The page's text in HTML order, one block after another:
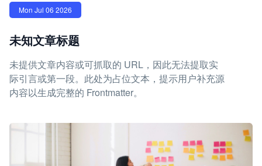
Mon Jul 06 2026
未知文章标题
未提供文章内容或可抓取的 URL，因此无法提取实
际引言或第一段。此处为占位文本，提示用户补充源
内容以生成完整的 Frontmatter。